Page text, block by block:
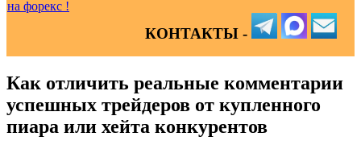
КОНТАКТЫ -
Как отличить реальные комментарии
успешных трейдеров от купленного
пиара или хейта конкурентов